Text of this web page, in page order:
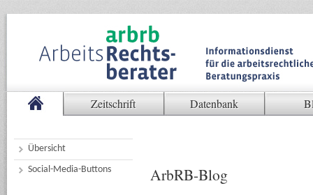
Zeitschrift Datenbank
Übersicht
Social-Media-Buttons
ArbRB-Blog